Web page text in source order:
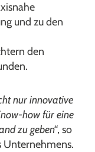
und zu den
den
nur innovative
how für eine
zu geben“, so
Unternehmens.